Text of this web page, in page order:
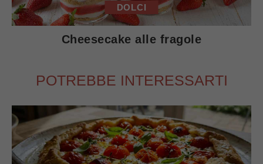
DOLCI
Cheesecake alle fragole
POTREBBE INTERESSARTI